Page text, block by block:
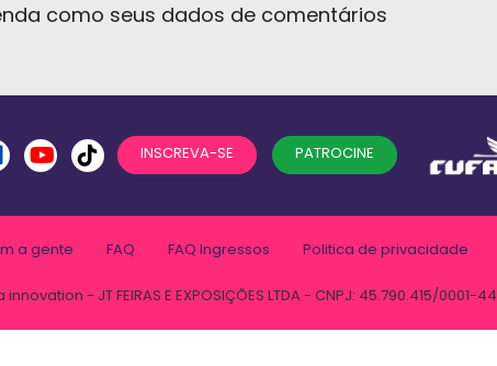
como seus dados de comentários
INSCREVA-SE PATROCINE
a gente FAQ FAQ Ingressos Politica de privacidade
- JT FEIRAS E EXPOSIÇÕES LTDA - CNPJ: 45.790.415/0001-44